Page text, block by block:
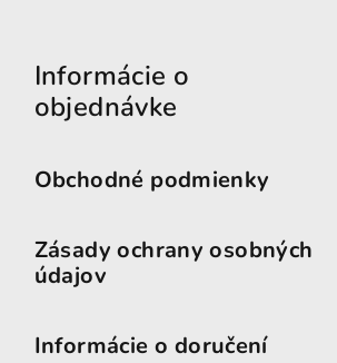
Informácie o
objednávke
Obchodné podmienky
Zásady ochrany osobných
údajov
Informácie o doručení